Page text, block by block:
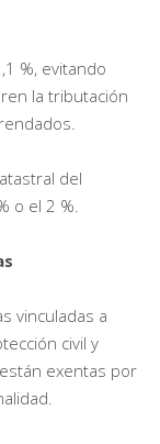
%, evitando
la tributación
del
o el 2 %.
vinculadas a
civil y
exentas por